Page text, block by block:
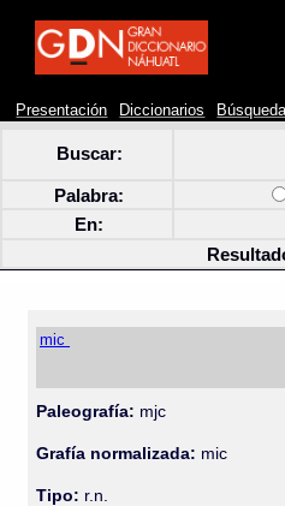
Presentación Diccionarios
Buscar:
Palabra:
En:
mic
Paleografía: mjc
Grafía normalizada: mic
Tipo: r.n.